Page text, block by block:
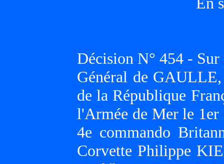
Décision N° 454 -
Général de
de la République
l'Armée de Mer le
4e commando
Corvette Philippe